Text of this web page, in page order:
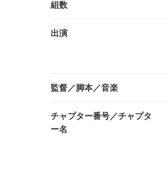
組数
出演
監督／脚本／音楽
チャプター番号／チャプタ
ー名